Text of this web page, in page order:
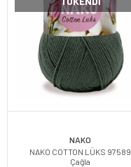
NAKO
NAKO COTTON LÜKS 97589
Çağla